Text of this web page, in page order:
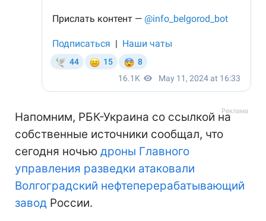
Напомним, РБК-Украина со ссылкой на
собственные источники сообщал, что
сегодня ночью дроны Главного
управления разведки атаковали
Волгоградский нефтеперерабатывающий
завод России.